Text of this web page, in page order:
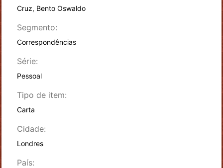
Cruz, Bento Oswaldo
Segmento:
Correspondências
Série:
Pessoal
Tipo de item:
Carta
Cidade:
Londres
País: